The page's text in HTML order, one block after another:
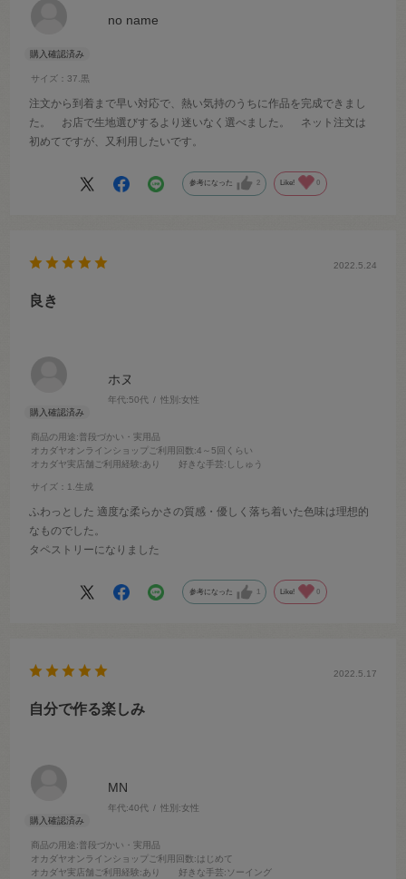
no name
サイズ：37.黒
注文から到着まで早い対応で、熱い気持のうちに作品を完成できまし
た。 お店で生地選びするより迷いなく選べました。 ネット注文は
初めてですが、又利用したいです。
参考になった 2 Like! 0
ホヌ
年代:50代 性別:女性
商品の用途:普段づかい・実用品
オカダヤオンラインショップご利用回数:4～5回くらい
オカダヤ実店舗ご利用経験:あり 好きな手芸:ししゅう
サイズ：1.生成
2022.5.24
良き
ふわっとした 適度な柔らかさの質感・優しく落ち着いた色味は理想的
なものでした。
タペストリーになりました
参考になった 1 Like! 0
MN
年代:40代 性別:女性
商品の用途:普段づかい・実用品
オカダヤオンラインショップご利用回数:はじめて
オカダヤ実店舗ご利用経験:あり 好きな手芸:ソーイング
2022.5.17
自分で作る楽しみ